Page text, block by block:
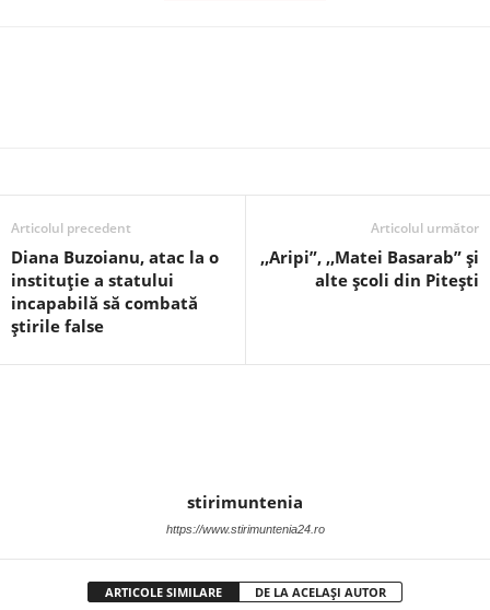
Articolul precedent
Diana Buzoianu, atac la o
instituție a statului
incapabilă să combată
știrile false
Articolul următor
,,Aripi”, ,,Matei Basarab” și
alte școli din Pitești
stirimuntenia
https://www.stirimuntenia24.ro
ARTICOLE SIMILARE DE LA ACELAȘI AUTOR